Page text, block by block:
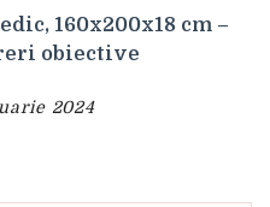
160x200x18 cm –
obiective
2024